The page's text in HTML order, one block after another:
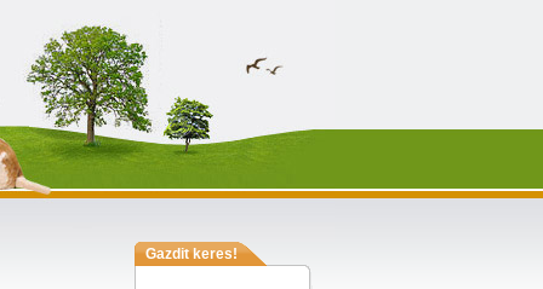
Gazdit keres!